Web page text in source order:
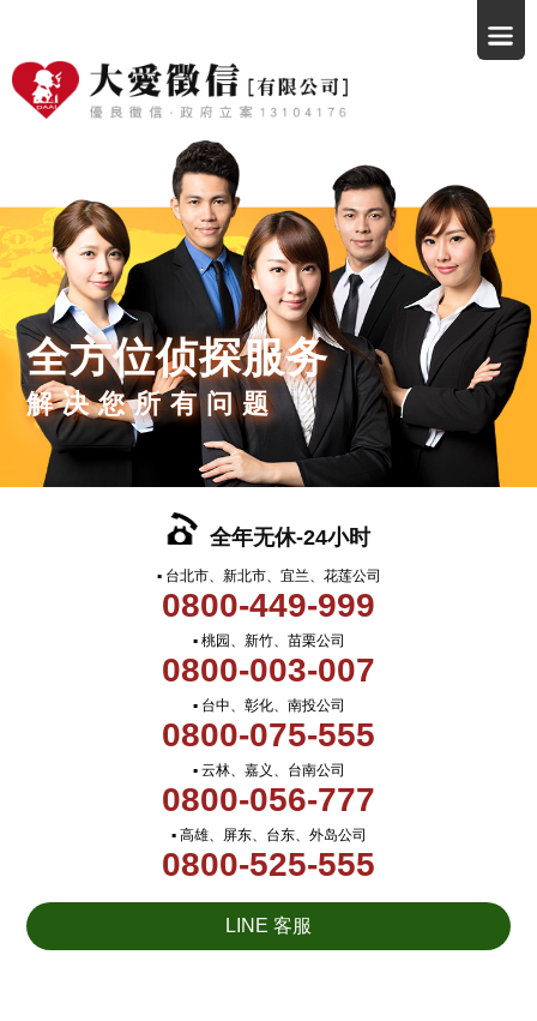
全方位侦探服务
解决您所有问题
全年无休-24小时
▪ 台北市、新北市、宜兰、花莲公司
0800-449-999
▪ 桃园、新竹、苗栗公司
0800-003-007
▪ 台中、彰化、南投公司
0800-075-555
▪ 云林、嘉义、台南公司
0800-056-777
▪ 高雄、屏东、台东、外岛公司
0800-525-555
LINE 客服